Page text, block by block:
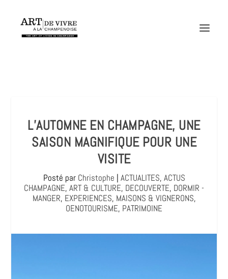
L’AUTOMNE EN CHAMPAGNE, UNE
SAISON MAGNIFIQUE POUR UNE
VISITE
Posté par Christophe | ACTUALITES, ACTUS
CHAMPAGNE, ART & CULTURE, DECOUVERTE, DORMIR -
MANGER, EXPERIENCES, MAISONS & VIGNERONS,
OENOTOURISME, PATRIMOINE